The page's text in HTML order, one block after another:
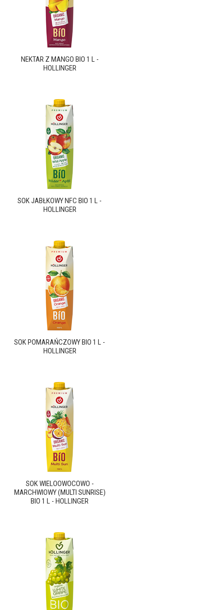
NEKTAR Z MANGO BIO 1 L -
HOLLINGER
SOK JABŁKOWY NFC BIO 1 L -
HOLLINGER
SOK POMARAŃCZOWY BIO 1 L -
HOLLINGER
SOK WIELOOWOCOWO -
MARCHWIOWY (MULTI SUNRISE)
BIO 1 L - HOLLINGER